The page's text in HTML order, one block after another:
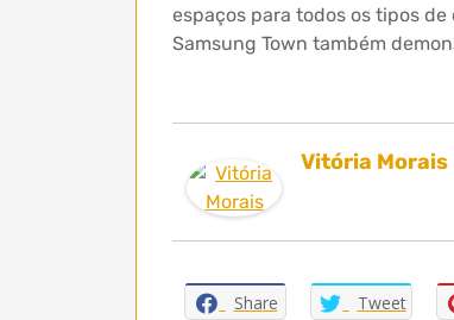
espaços para todos os tipos
Samsung Town também
Vitória Morais
Share Tweet